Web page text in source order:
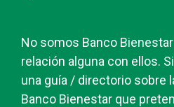
No somos Banco
relación alguna con ellos.
una guía / directorio sobre
Banco Bienestar que